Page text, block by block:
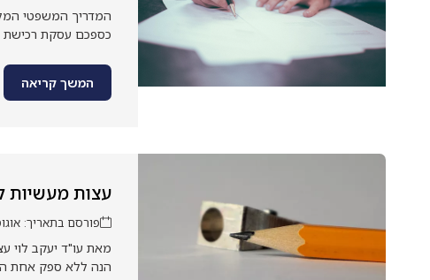
המדריך המשפטי
כספכם עסקת רכישת
המשך קריאה
עצות מעשיות
פורסם בתאריך: אוגוסט 6,
מאת עו"ד יעקב לוי
הנה ללא ספק אחת